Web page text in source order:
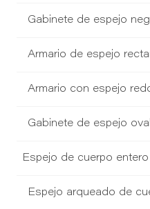
Gabinete de espejo
Armario de espejo
Armario con espejo
Gabinete de espejo
Espejo de cuerpo entero
Espejo arqueado de